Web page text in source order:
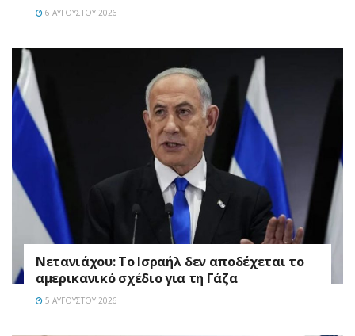
6 ΑΥΓΟΎΣΤΟΥ 2026
Νετανιάχου: Το Ισραήλ δεν αποδέχεται το
αμερικανικό σχέδιο για τη Γάζα
5 ΑΥΓΟΎΣΤΟΥ 2026